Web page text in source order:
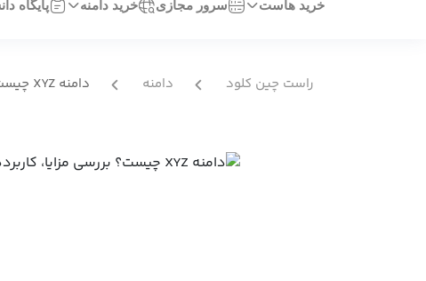
خرید هاست سرور مجازی خرید دامنه پایگاه
راست چین کلود دامنه دامنه XYZ چیست؟ بررسی مزایا، کاربردها و دلیل محبوبیت آن